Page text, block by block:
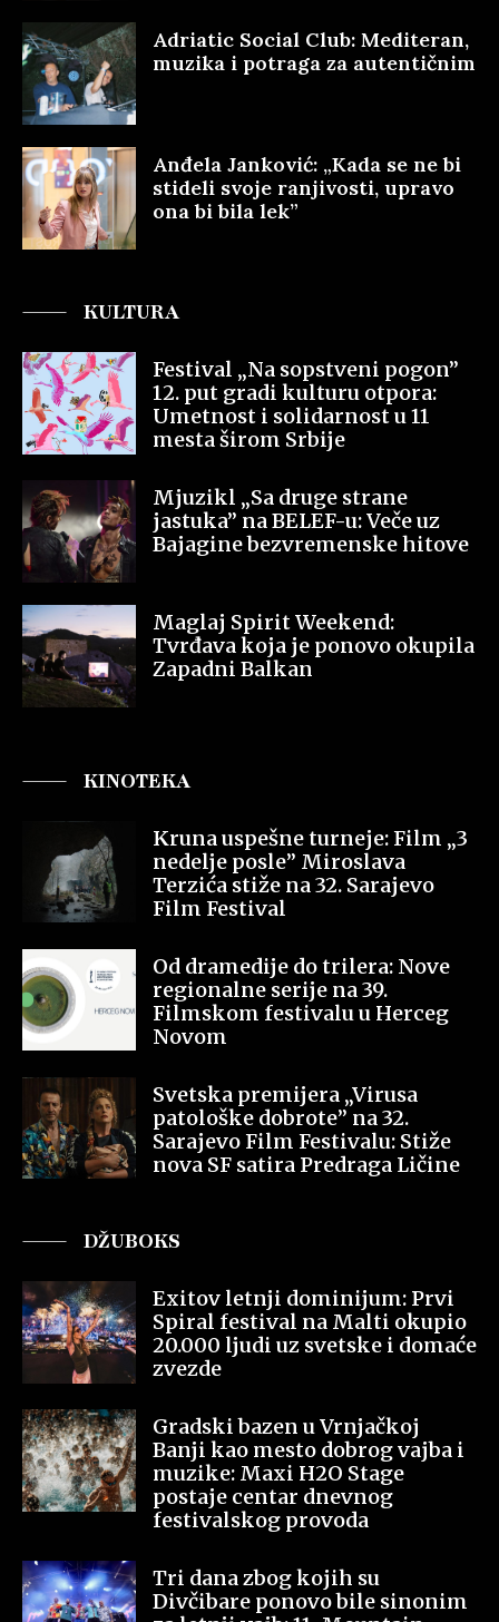
Adriatic Social Club: Mediteran,
muzika i potraga za autentičnim
Anđela Janković: „Kada se ne bi
stideli svoje ranjivosti, upravo
ona bi bila lek”
KULTURA
Festival „Na sopstveni pogon”
12. put gradi kulturu otpora:
Umetnost i solidarnost u 11
mesta širom Srbije
Mjuzikl „Sa druge strane
jastuka” na BELEF-u: Veče uz
Bajagine bezvremenske hitove
Maglaj Spirit Weekend:
Tvrđava koja je ponovo okupila
Zapadni Balkan
KINOTEKA
Kruna uspešne turneje: Film „3
nedelje posle” Miroslava
Terzića stiže na 32. Sarajevo
Film Festival
Od dramedije do trilera: Nove
regionalne serije na 39.
Filmskom festivalu u Herceg
Novom
Svetska premijera „Virusa
patološke dobrote” na 32.
Sarajevo Film Festivalu: Stiže
nova SF satira Predraga Ličine
DŽUBOKS
Exitov letnji dominijum: Prvi
Spiral festival na Malti okupio
20.000 ljudi uz svetske i domaće
zvezde
Gradski bazen u Vrnjačkoj
Banji kao mesto dobrog vajba i
muzike: Maxi H2O Stage
postaje centar dnevnog
festivalskog provoda
Tri dana zbog kojih su
Divčibare ponovo bile sinonim